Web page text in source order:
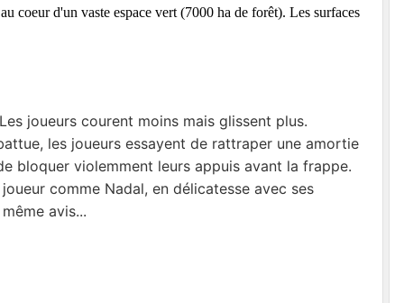
coeur d'un vaste espace vert (7000 ha de forêt). Les surfaces
joueurs courent moins mais glissent plus.
les joueurs essayent de rattraper une amortie
bloquer violemment leurs appuis avant la frappe.
comme Nadal, en délicatesse avec ses
avis...